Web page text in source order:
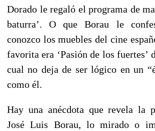
Dorado le regaló el programa de
baturra’. O que Borau le
conozco los muebles del cine
favorita era ‘Pasión de los fuertes’
cual no deja de ser lógico en un
como él.
Hay una anécdota que revela la
José Luis Borau, lo mirado o